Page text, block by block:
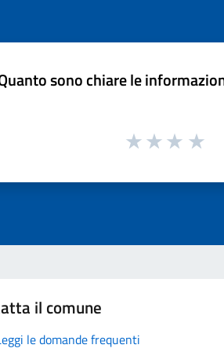
sono chiare le
il comune
le domande frequenti